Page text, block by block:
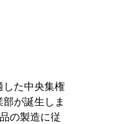
た中央集権
が誕生しま
の製造に従